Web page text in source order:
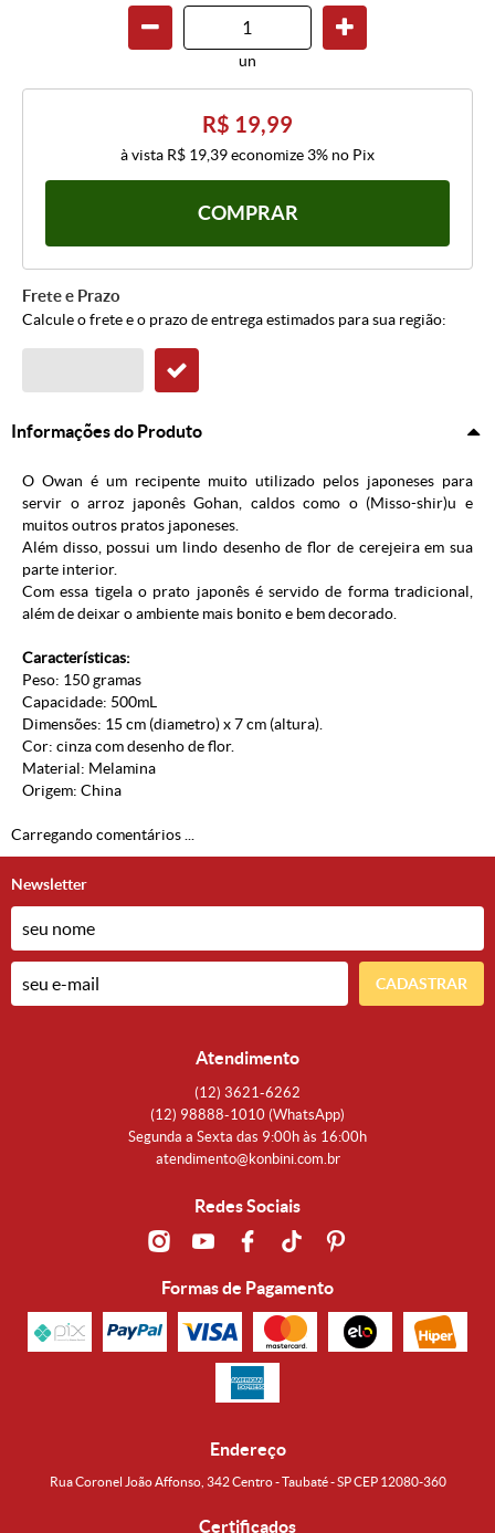
un
R$ 19,99
à vista R$ 19,39economize 3% no Pix
COMPRAR
Frete e Prazo
Calcule o frete e o prazo de entrega estimados para sua região:
Informações do Produto
O Owan é um recipente muito utilizado pelos japoneses para
servir o arroz japonês Gohan, caldos como o (Misso-shir)u e
muitos outros pratos japoneses.
Além disso, possui um lindo desenho de flor de cerejeira em sua
parte interior.
Com essa tigela o prato japonês é servido de forma tradicional,
além de deixar o ambiente mais bonito e bem decorado.
Características:
Peso: 150 gramas
Capacidade: 500mL
Dimensões: 15 cm (diametro) x 7 cm (altura).
Cor: cinza com desenho de flor.
Material: Melamina
Origem: China
Carregando comentários ...
Newsletter
CADASTRAR
Atendimento
(12) 3621-6262
(12) 98888-1010 (WhatsApp)
Segunda a Sexta das 9:00h às 16:00h
atendimento@konbini.com.br
Redes Sociais
Formas de Pagamento
Endereço
Rua Coronel João Affonso, 342 Centro - Taubaté - SP CEP 12080-360
Certificados